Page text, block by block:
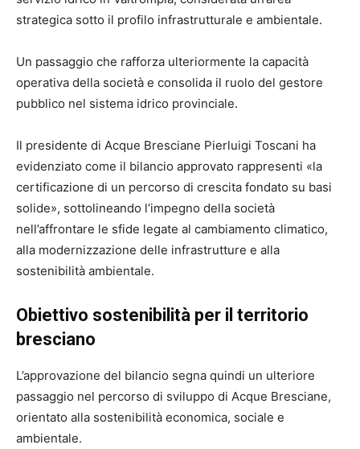
strategica sotto il profilo infrastrutturale e ambientale.
Un passaggio che rafforza ulteriormente la capacità
operativa della società e consolida il ruolo del gestore
pubblico nel sistema idrico provinciale.
Il presidente di Acque Bresciane Pierluigi Toscani ha
evidenziato come il bilancio approvato rappresenti «la
certificazione di un percorso di crescita fondato su basi
solide», sottolineando l’impegno della società
nell’affrontare le sfide legate al cambiamento climatico,
alla modernizzazione delle infrastrutture e alla
sostenibilità ambientale.
Obiettivo sostenibilità per il territorio
bresciano
L’approvazione del bilancio segna quindi un ulteriore
passaggio nel percorso di sviluppo di Acque Bresciane,
orientato alla sostenibilità economica, sociale e
ambientale.